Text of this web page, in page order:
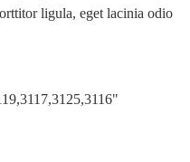
ligula, eget lacinia odio